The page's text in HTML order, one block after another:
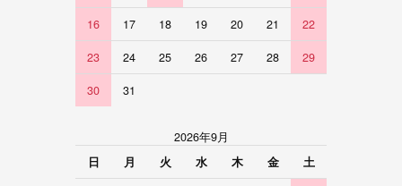
16 17 18 19 20 21 22
23 24 25 26 27 28 29
30 31
2026年9月
日
月 火 水 木 金 土